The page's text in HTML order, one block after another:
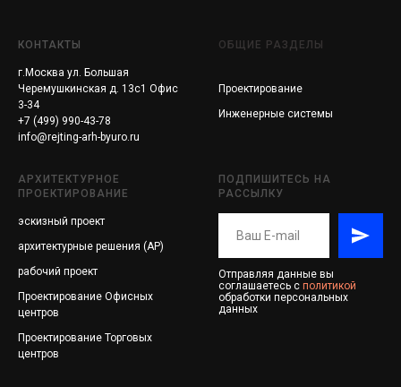
КОНТАКТЫ
г.Москва ул. Большая
Черемушкинская д. 13с1 Офис
3-34
+7 (499) 990-43-78
info@rejting-arh-byuro.ru
ОБЩИЕ РАЗДЕЛЫ
Проектирование
Инженерные системы
АРХИТЕКТУРНОЕ
ПРОЕКТИРОВАНИЕ
эскизный проект
архитектурные решения (АР)
рабочий проект
Проектирование Офисных
центров
Проектирование Торговых
центров
ПОДПИШИТЕСЬ НА
РАССЫЛКУ
Отправляя данные вы
соглашаетесь с политикой
обработки персональных
данных